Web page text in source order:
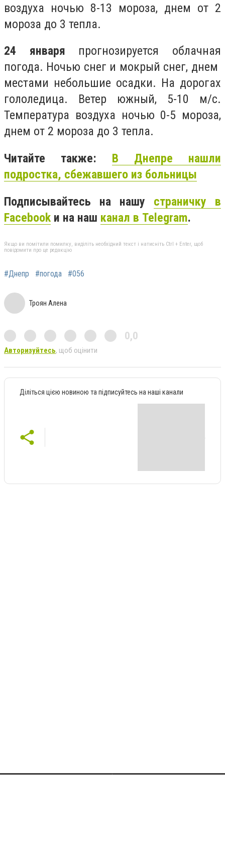
воздуха ночью 8-13 мороза, днем ​​от 2
мороза до 3 тепла.
24 января прогнозируется облачная
погода. Ночью снег и мокрый снег, днем ​​
местами небольшие осадки. На дорогах
гололедица. Ветер южный, 5-10 м/с.
Температура воздуха ночью 0-5 мороза,
днем ​​от 2 мороза до 3 тепла.
Читайте также: В Днепре нашли
подростка, сбежавшего из больницы
Подписывайтесь на нашу страничку в
Facebook и на наш канал в Telegram.
Якщо ви помітили помилку, виділіть необхідний текст і натисніть Ctrl + Enter, щоб
повідомити про це редакцію
#Днепр #погода #056
Троян Алена
0,0
Авторизуйтесь, щоб оцінити
Діліться цією новиною та підписуйтесь на наші канали